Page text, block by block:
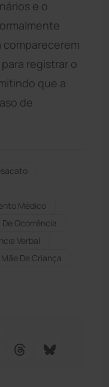
e o
comparecerem
registrar o
que a
de
Médico
Ocorrência
Verbal
Mãe De Criança